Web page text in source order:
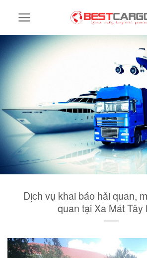
Dịch vụ khai báo hải quan,
quan tại Xa Mát Tây